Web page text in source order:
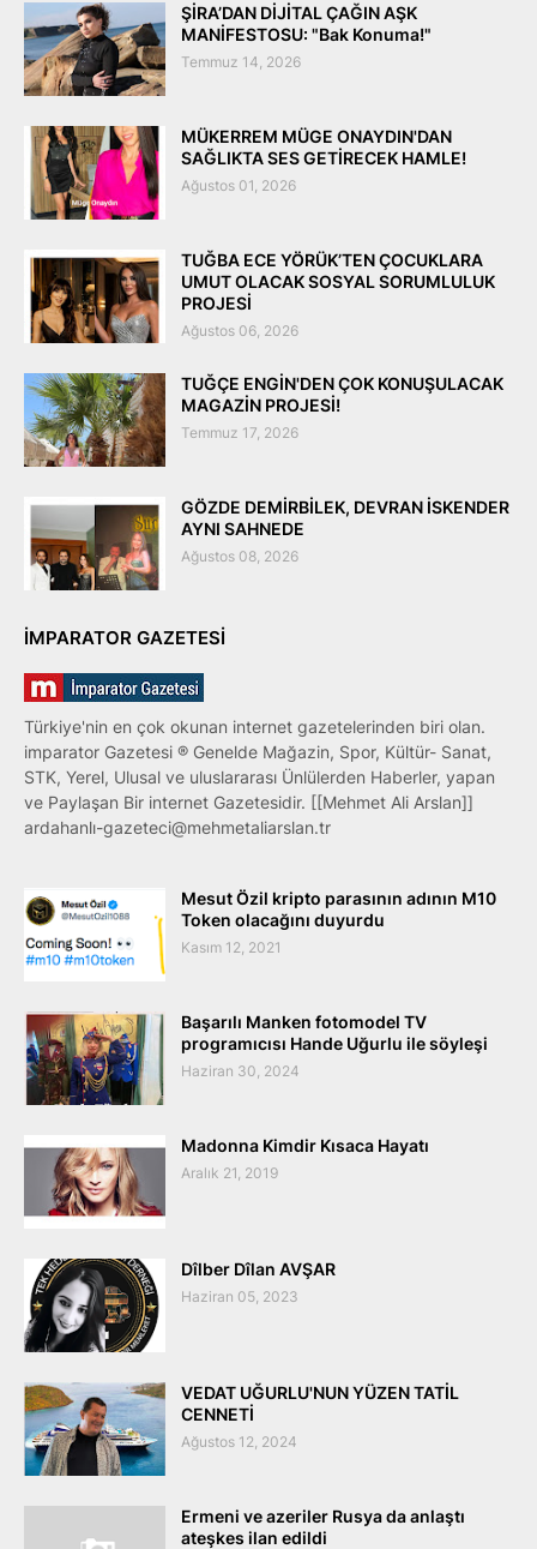
ŞİRA’DAN DİJİTAL ÇAĞIN AŞK
MANİFESTOSU: "Bak Konuma!"
Temmuz 14, 2026
MÜKERREM MÜGE ONAYDIN'DAN
SAĞLIKTA SES GETİRECEK HAMLE!
Ağustos 01, 2026
TUĞBA ECE YÖRÜK’TEN ÇOCUKLARA
UMUT OLACAK SOSYAL SORUMLULUK
PROJESİ
Ağustos 06, 2026
TUĞÇE ENGİN'DEN ÇOK KONUŞULACAK
MAGAZİN PROJESİ!
Temmuz 17, 2026
GÖZDE DEMİRBİLEK, DEVRAN İSKENDER
AYNI SAHNEDE
Ağustos 08, 2026
IMPARATOR GAZETESI
Türkiye'nin en çok okunan internet gazetelerinden biri olan.
imparator Gazetesi ® Genelde Mağazin, Spor, Kültür- Sanat,
STK, Yerel, Ulusal ve uluslararası Ünlülerden Haberler, yapan
ve Paylaşan Bir internet Gazetesidir. [[Mehmet Ali Arslan]]
ardahanlı-gazeteci@mehmetaliarslan.tr
Mesut Özil kripto parasının adının M10
Token olacağını duyurdu
Kasım 12, 2021
Başarılı Manken fotomodel TV
programıcısı Hande Uğurlu ile söyleşi
Haziran 30, 2024
Madonna Kimdir Kısaca Hayatı
Aralık 21, 2019
Dîlber Dîlan AVŞAR
Haziran 05, 2023
VEDAT UĞURLU'NUN YÜZEN TATİL
CENNETİ
Ağustos 12, 2024
Ermeni ve azeriler Rusya da anlaştı
ateşkes ilan edildi